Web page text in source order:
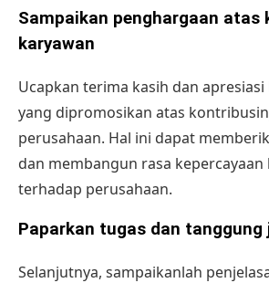
Sampaikan penghargaan atas
karyawan
Ucapkan terima kasih dan
yang dipromosikan atas
perusahaan. Hal ini dapat
dan membangun rasa kepercayaan
terhadap perusahaan.
Paparkan tugas dan tanggung
Selanjutnya, sampaikanlah